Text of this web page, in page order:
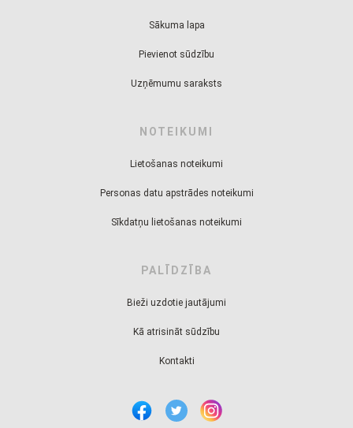
Sākuma lapa
Pievienot sūdzību
Uzņēmumu saraksts
NOTEIKUMI
Lietošanas noteikumi
Personas datu apstrādes noteikumi
Sīkdatņu lietošanas noteikumi
PALĪDZĪBA
Bieži uzdotie jautājumi
Kā atrisināt sūdzību
Kontakti